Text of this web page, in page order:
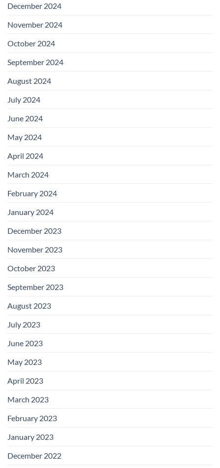
December 2024
November 2024
October 2024
September 2024
August 2024
July 2024
June 2024
May 2024
April 2024
March 2024
February 2024
January 2024
December 2023
November 2023
October 2023
September 2023
August 2023
July 2023
June 2023
May 2023
April 2023
March 2023
February 2023
January 2023
December 2022